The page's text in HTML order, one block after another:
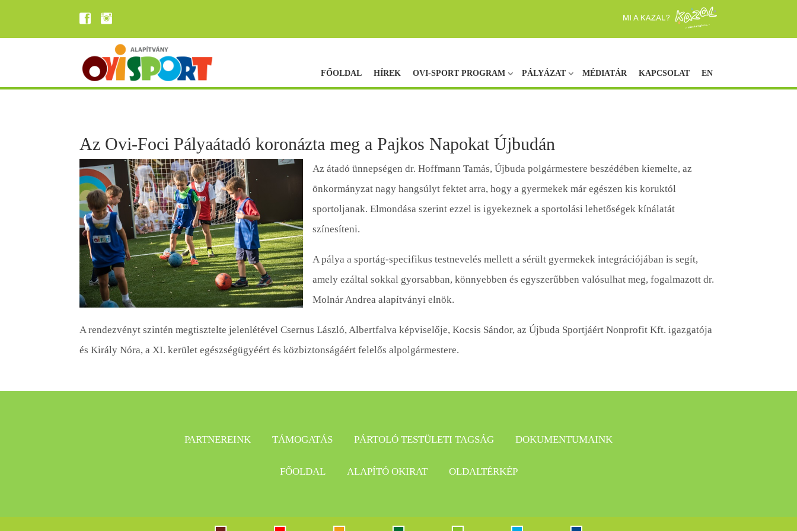
FŐOLDAL HÍREK OVI-SPORT PROGRAM PÁLYÁZAT MÉDIATÁR KAPCSOLAT EN
Az Ovi-Foci Pályaátadó koronázta meg a Pajkos Napokat Újbudán
Az átadó ünnepségen dr. Hoffmann Tamás, Újbuda polgármestere beszédében kiemelte, az
önkormányzat nagy hangsúlyt fektet arra, hogy a gyermekek már egészen kis koruktól
sportoljanak. Elmondása szerint ezzel is igyekeznek a sportolási lehetőségek kínálatát
színesíteni.
A pálya a sportág-specifikus testnevelés mellett a sérült gyermekek integrációjában is segít,
amely ezáltal sokkal gyorsabban, könnyebben és egyszerűbben valósulhat meg, fogalmazott dr.
Molnár Andrea alapítványi elnök.
A rendezvényt szintén megtisztelte jelenlétével Csernus László, Albertfalva képviselője, Kocsis Sándor, az Újbuda Sportjáért Nonprofit Kft. igazgatója
és Király Nóra, a XI. kerület egészségügyéért és közbiztonságáért felelős alpolgármestere.
PARTNEREINK TÁMOGATÁS PÁRTOLÓ TESTÜLETI TAGSÁG DOKUMENTUMAINK
FŐOLDAL ALAPÍTÓ OKIRAT OLDALTÉRKÉP